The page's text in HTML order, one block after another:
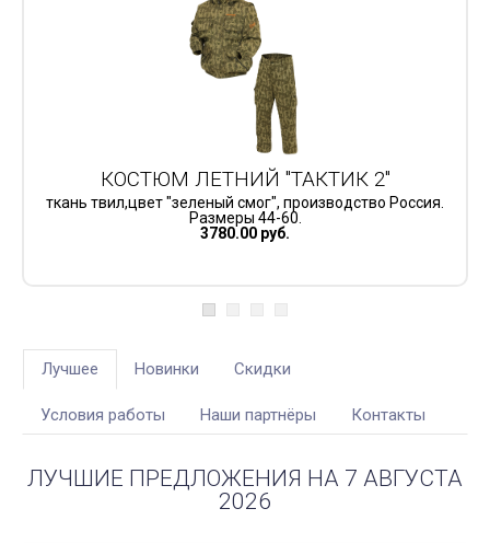
КОСТЮМ ЛЕТНИЙ "ТАКТИК 2"
ткань твил,цвет "зеленый смог", производство Россия.
Размеры 44-60.
3780.00 руб.
Лучшее Новинки Скидки
Условия работы Наши партнёры Контакты
ЛУЧШИЕ ПРЕДЛОЖЕНИЯ НА 7 АВГУСТА
2026